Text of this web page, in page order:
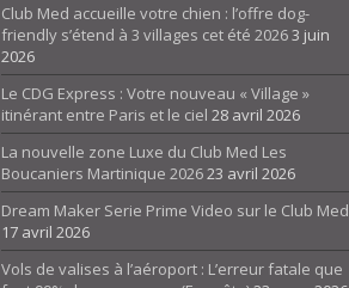
Club Med accueille votre chien : l’offre dog-
friendly s’étend à 3 villages cet été 20263 juin
2026
Le CDG Express : Votre nouveau « Village »
itinérant entre Paris et le ciel 28 avril 2026
La nouvelle zone Luxe du Club Med Les
Boucaniers Martinique 202623 avril 2026
Dream Maker Serie Prime Video sur le Club Med
17 avril 2026
Vols de valises à l’aéroport : L’erreur fatale que